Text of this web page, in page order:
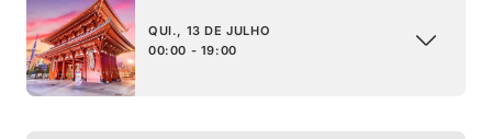
QUI., 13 DE JULHO
00:00 - 19:00